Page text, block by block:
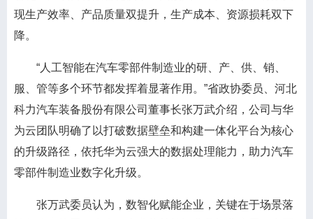
现生产效率、产品质量双提升，生产成本、资源损耗双下
降。
“人工智能在汽车零部件制造业的研、产、供、销、
服、管等多个环节都发挥着显著作用。”省政协委员、河北
科力汽车装备股份有限公司董事长张万武介绍，公司与华
为云团队明确了以打破数据壁垒和构建一体化平台为核心
的升级路径，依托华为云强大的数据处理能力，助力汽车
零部件制造业数字化升级。
张万武委员认为，数智化赋能企业，关键在于场景落